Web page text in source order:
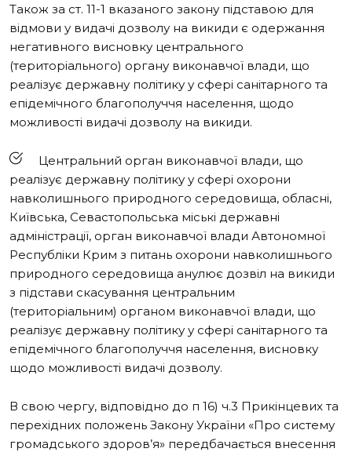
Також за ст. 11-1 вказаного закону підставою для
відмови у видачі дозволу на викиди є одержання
негативного висновку центрального
(територіального) органу виконавчої влади, що
реалізує державну політику у сфері санітарного та
епідемічного благополуччя населення, щодо
можливості видачі дозволу на викиди.
Центральний орган виконавчої влади, що
реалізує державну політику у сфері охорони
навколишнього природного середовища, обласні,
Київська, Севастопольська міські державні
адміністрації, орган виконавчої влади Автономної
Республіки Крим з питань охорони навколишнього
природного середовища анулює дозвіл на викиди
з підстави скасування центральним
(територіальним) органом виконавчої влади, що
реалізує державну політику у сфері санітарного та
епідемічного благополуччя населення, висновку
щодо можливості видачі дозволу.
В свою чергу, відповідно до п 16) ч.3 Прикінцевих та
перехідних положень Закону України «Про систему
громадського здоров’я» передбачається внесення